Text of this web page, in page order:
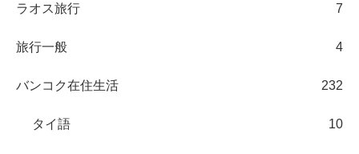
ラオス旅行 7
旅行一般 4
バンコク在住生活 232
タイ語 10